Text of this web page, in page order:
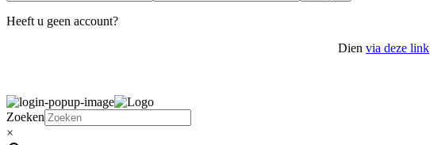
Heeft u geen account?
Dien via deze link
Zoeken
×